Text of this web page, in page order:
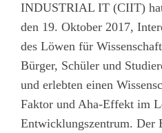
INDUSTRIAL IT (CIIT)
den 19. Oktober 2017,
des Löwen für
Bürger, Schüler und
und erlebten einen
Faktor und Aha-Effekt im
Entwicklungszentrum. Der